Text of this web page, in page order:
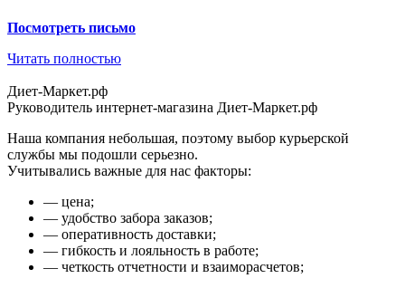
Посмотреть письмо
Читать полностью
Диет-Маркет.рф
Руководитель интернет-магазина Диет-Маркет.рф
Наша компания небольшая, поэтому выбор курьерской
службы мы подошли серьезно.
Учитывались важные для нас факторы:
— цена;
— удобство забора заказов;
— оперативность доставки;
— гибкость и лояльность в работе;
— четкость отчетности и взаиморасчетов;